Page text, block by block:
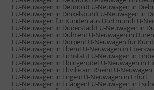
EU-Neuwagen in DetmoldEU-Neuwagen in
EU-Neuwagen in DinkelsbühlEU-Neuwagen in
EU-Neuwagen für Kunden aus DortmundEU-
EU-Neuwagen in DuderstadtEU-Neuwagen in
EU-Neuwagen in DülmenEU-Neuwagen in Düren
EU-Neuwagen in DörpenEU-Neuwagen für
EU-Neuwagen in EbernEU-Neuwagen in
EU-Neuwagen in EichstättEU-Neuwagen in
EU-Neuwagen in ElbingerodeEU-Neuwagen in
EU-Neuwagen in Eltville am RheinEU-
EU-Neuwagen in EngenEU-Neuwagen in Erfurt
EU-Neuwagen in ErlangenEU-Neuwagen in